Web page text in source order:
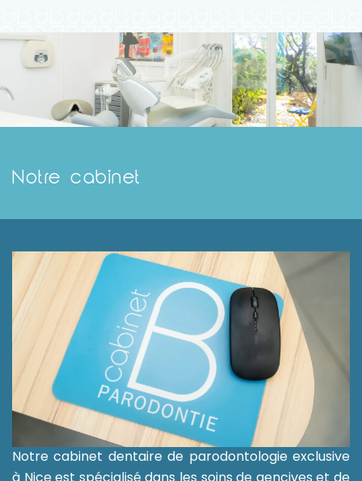
Notre cabinet
Notre cabinet dentaire de parodontologie exclusive